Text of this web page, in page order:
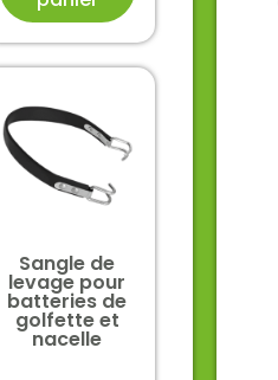
Sangle de
levage pour
batteries de
golfette et
nacelle